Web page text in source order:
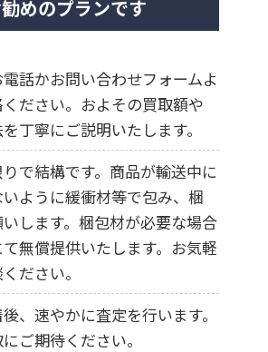
めのプランです
話かお問い合わせフォームよ
ください。およその買取額や
丁寧にご説明いたします。
で結構です。商品が輸送中に
ように緩衝材等で包み、梱
します。梱包材が必要な場合
無償提供いたします。お気軽
ださい。
、速やかに査定を行います。
ご期待ください。